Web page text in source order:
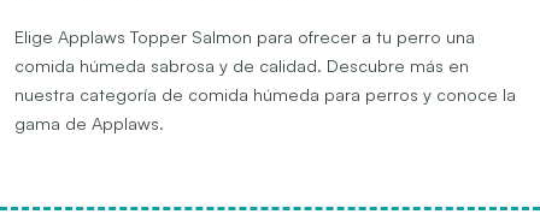
Elige Applaws Topper Salmon para ofrecer a tu perro una
comida húmeda sabrosa y de calidad. Descubre más en
nuestra categoría de comida húmeda para perros y conoce la
gama de Applaws.